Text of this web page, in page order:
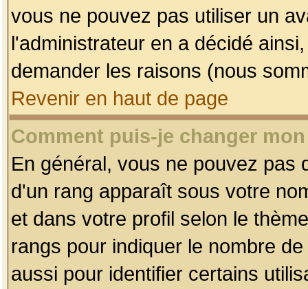
vous ne pouvez pas utiliser un
l'administrateur en a décidé
demander les raisons (nous
Revenir en haut de page
Comment puis-je changer
En général, vous ne pouvez pas
d'un rang apparaît sous votre
et dans votre profil selon le
rangs pour indiquer le nombre
aussi pour identifier certains